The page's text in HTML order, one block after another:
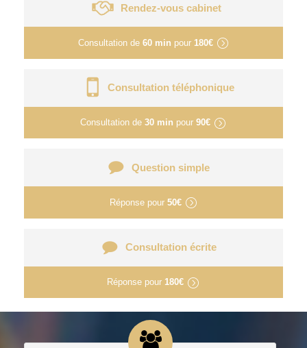
Rendez-vous cabinet
Consultation de 60 min pour 180€
Consultation téléphonique
Consultation de 30 min pour 90€
Question simple
Réponse pour 50€
Consultation écrite
Réponse pour 180€